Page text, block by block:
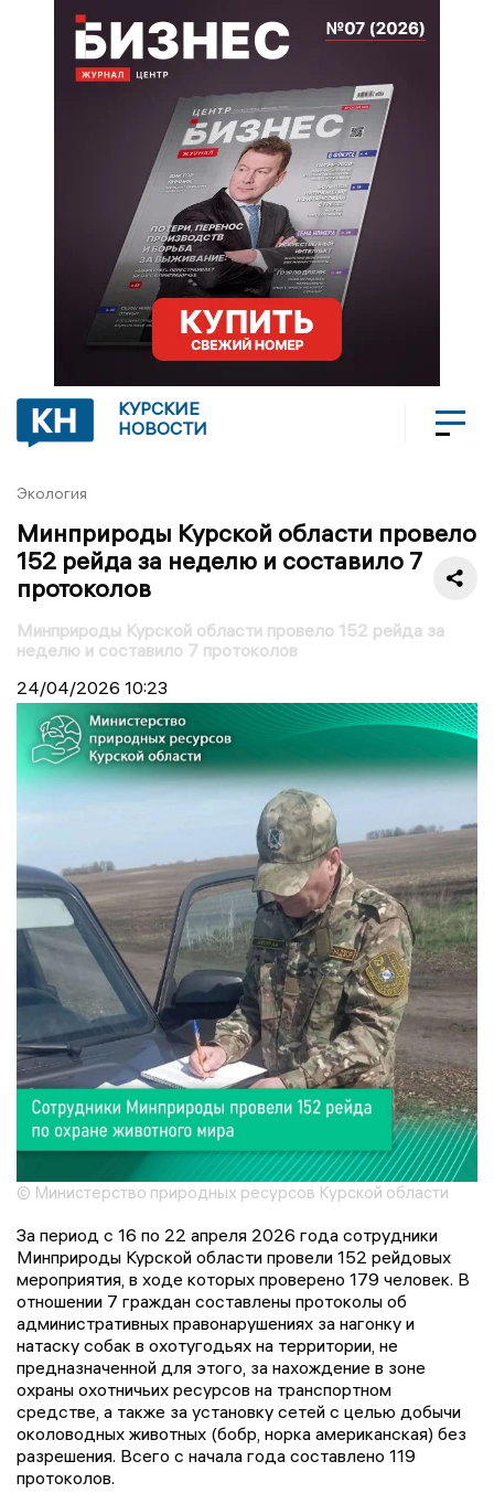
КУРСКИЕ
НОВОСТИ
Экология
Минприроды Курской области провело
152 рейда за неделю и составило 7
протоколов
Минприроды Курской области провело 152 рейда за
неделю и составило 7 протоколов
24/04/2026 10:23
© Министерство природных ресурсов Курской области
За период с 16 по 22 апреля 2026 года сотрудники
Минприроды Курской области провели 152 рейдовых
мероприятия, в ходе которых проверено 179 человек. В
отношении 7 граждан составлены протоколы об
административных правонарушениях за нагонку и
натаску собак в охотугодьях на территории, не
предназначенной для этого, за нахождение в зоне
охраны охотничьих ресурсов на транспортном
средстве, а также за установку сетей с целью добычи
околоводных животных (бобр, норка американская) без
разрешения. Всего с начала года составлено 119
протоколов.